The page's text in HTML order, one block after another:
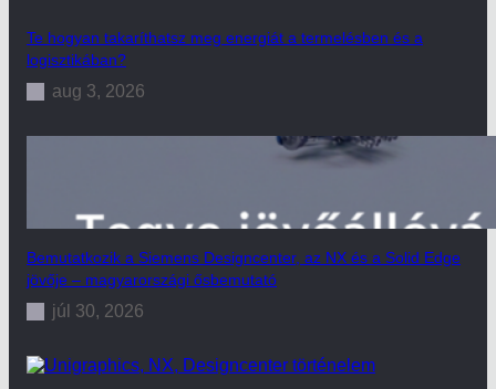
Te hogyan takaríthatsz meg energiát a termelésben és a
logisztikában?
aug 3, 2026
Bemutatkozik a Siemens Designcenter, az NX és a Solid Edge
jövője – magyarországi ősbemutató
júl 30, 2026